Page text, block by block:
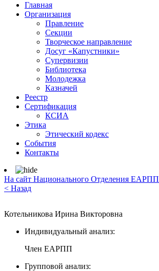
Главная
Организация
Правление
Секции
Творческое направление
Досуг «Капустники»
Супервизии
Библиотека
Молодежка
Казначей
Реестр
Сертификация
КСИА
Этика
Этический кодекс
События
Контакты
На сайт Национального Отделения ЕАРПП
< Назад
Котельникова Ирина Викторовна
Индивидуальный анализ:
Член ЕАРПП
Групповой анализ: